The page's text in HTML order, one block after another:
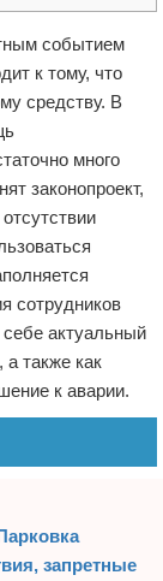
событием
к тому, что
средству. В
много
законопроект,
сотрудников
актуальный
а также как
к аварии.
запретные